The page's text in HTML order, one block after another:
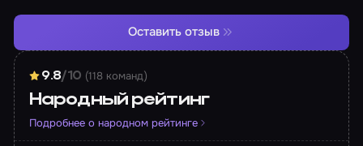
9.8/10 (118 команд)
Народный рейтинг
Подробнее о народном рейтинге
Оставить отзыв